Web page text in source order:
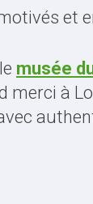
et
musée
merci à